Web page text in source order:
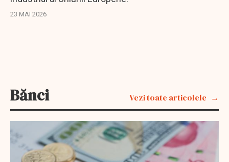
23 MAI 2026
Bănci Vezi toate articolele